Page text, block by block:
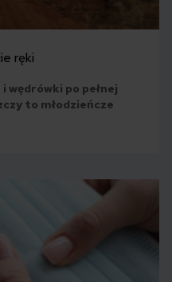
ręki
wędrówki po pełnej
to młodzieńcze